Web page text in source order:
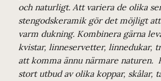
och naturligt. Att variera de olika
stengodskeramik gör det möjligt
varm dukning. Kombinera gärna
kvistar, linneservetter, linnedukar,
att komma ännu närmare naturen.
stort utbud av olika koppar, skålar,